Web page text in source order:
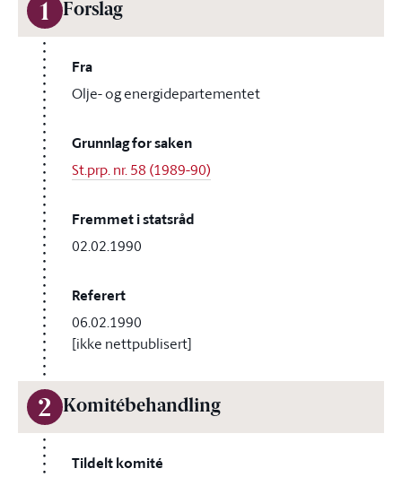
1 Forslag
Fra
Olje- og energidepartementet
Grunnlag for saken
St.prp. nr. 58 (1989-90)
Fremmet i statsråd
02.02.1990
Referert
06.02.1990
[ikke nettpublisert]
2 Komitébehandling
Tildelt komité